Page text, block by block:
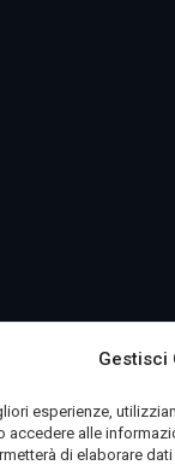
Gestisci
esperienze,
accedere alle
di elaborare